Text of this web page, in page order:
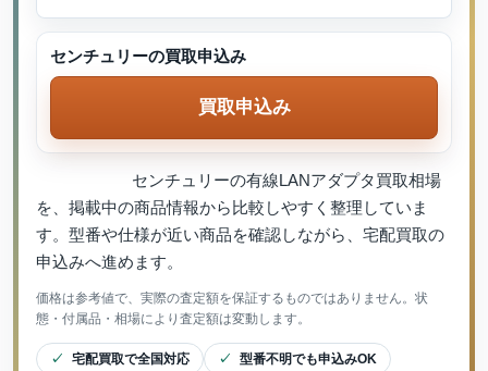
センチュリーの有線LANアダプタ買取相場
を、掲載中の商品情報から比較しやすく整理していま
す。型番や仕様が近い商品を確認しながら、宅配買取の
申込みへ進めます。
価格は参考値で、実際の査定額を保証するものではありません。状
態・付属品・相場により査定額は変動します。
宅配買取で全国対応 型番不明でも申込みOK
センチュリーの買取申込み
買取申込み